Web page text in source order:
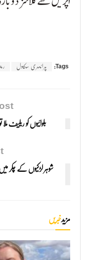
Tags: پرائمری سکول
بلوائیوں کو ریلیف ملا تو ملک میں
شوہر لڑکیوں کے چکر
مزیدخبریں